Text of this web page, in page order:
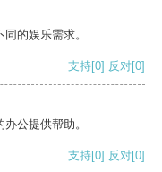
的娱乐需求。
支持[0] 反对[0]
公提供帮助。
支持[0] 反对[0]